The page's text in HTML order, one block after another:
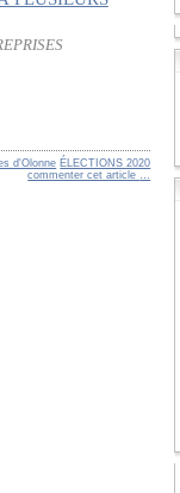
d'Olonne ÉLECTIONS 2020
commenter cet article